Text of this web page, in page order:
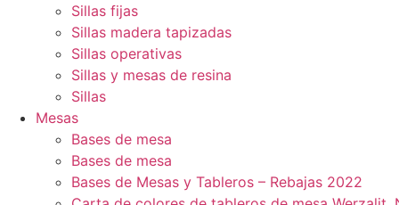
Sillas fijas
Sillas madera tapizadas
Sillas operativas
Sillas y mesas de resina
Sillas
Mesas
Bases de mesa
Bases de mesa
Bases de Mesas y Tableros – Rebajas 2022